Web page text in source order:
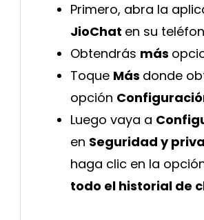
Primero, abra la
JioChat en su
Obtendrás más
Toque Más donde
opción
Luego vaya a
en Seguridad y
haga clic en la
todo el historial de